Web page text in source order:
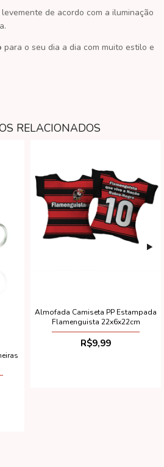
de acordo com a iluminação
para o seu dia a dia com muito estilo e
RELACIONADOS
Almofada Camiseta PP Estampada
Flamenguista 22x6x22cm
R$9,99